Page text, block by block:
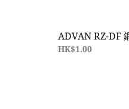
ADVAN RZ-DF
HK$1.00